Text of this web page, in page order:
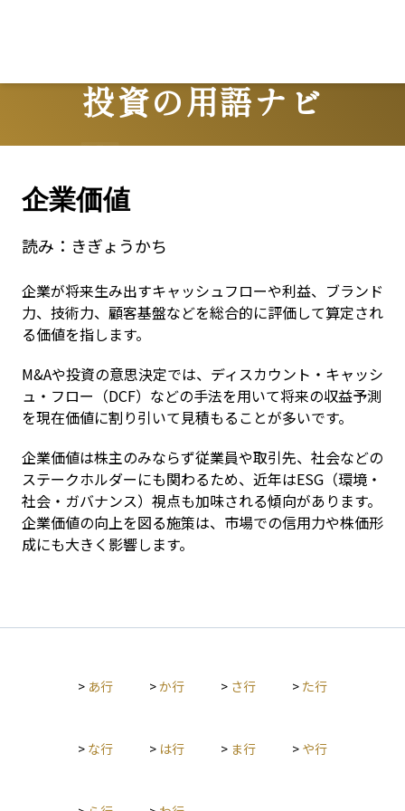
投資の用語ナビ
Terms
企業価値
読み： きぎょうかち
企業が将来生み出すキャッシュフローや利益、ブランド
力、技術力、顧客基盤などを総合的に評価して算定され
る価値を指します。
M&Aや投資の意思決定では、ディスカウント・キャッシ
ュ・フロー（DCF）などの手法を用いて将来の収益予測
を現在価値に割り引いて見積もることが多いです。
企業価値は株主のみならず従業員や取引先、社会などの
ステークホルダーにも関わるため、近年はESG（環境・
社会・ガバナンス）視点も加味される傾向があります。
企業価値の向上を図る施策は、市場での信用力や株価形
成にも大きく影響します。
> あ行 >か行 > さ行 > た行
> な行 > は行 > ま行 > や行